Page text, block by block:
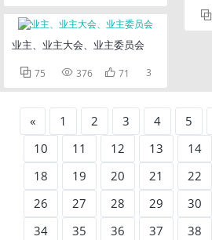
业主、业主大会、业主委员会
 75  376  71 3

« 1 2 3 4 5
10
11 12 13 14
18
19 20 21 22
26
27 28 29 30
34
35 36 37 38